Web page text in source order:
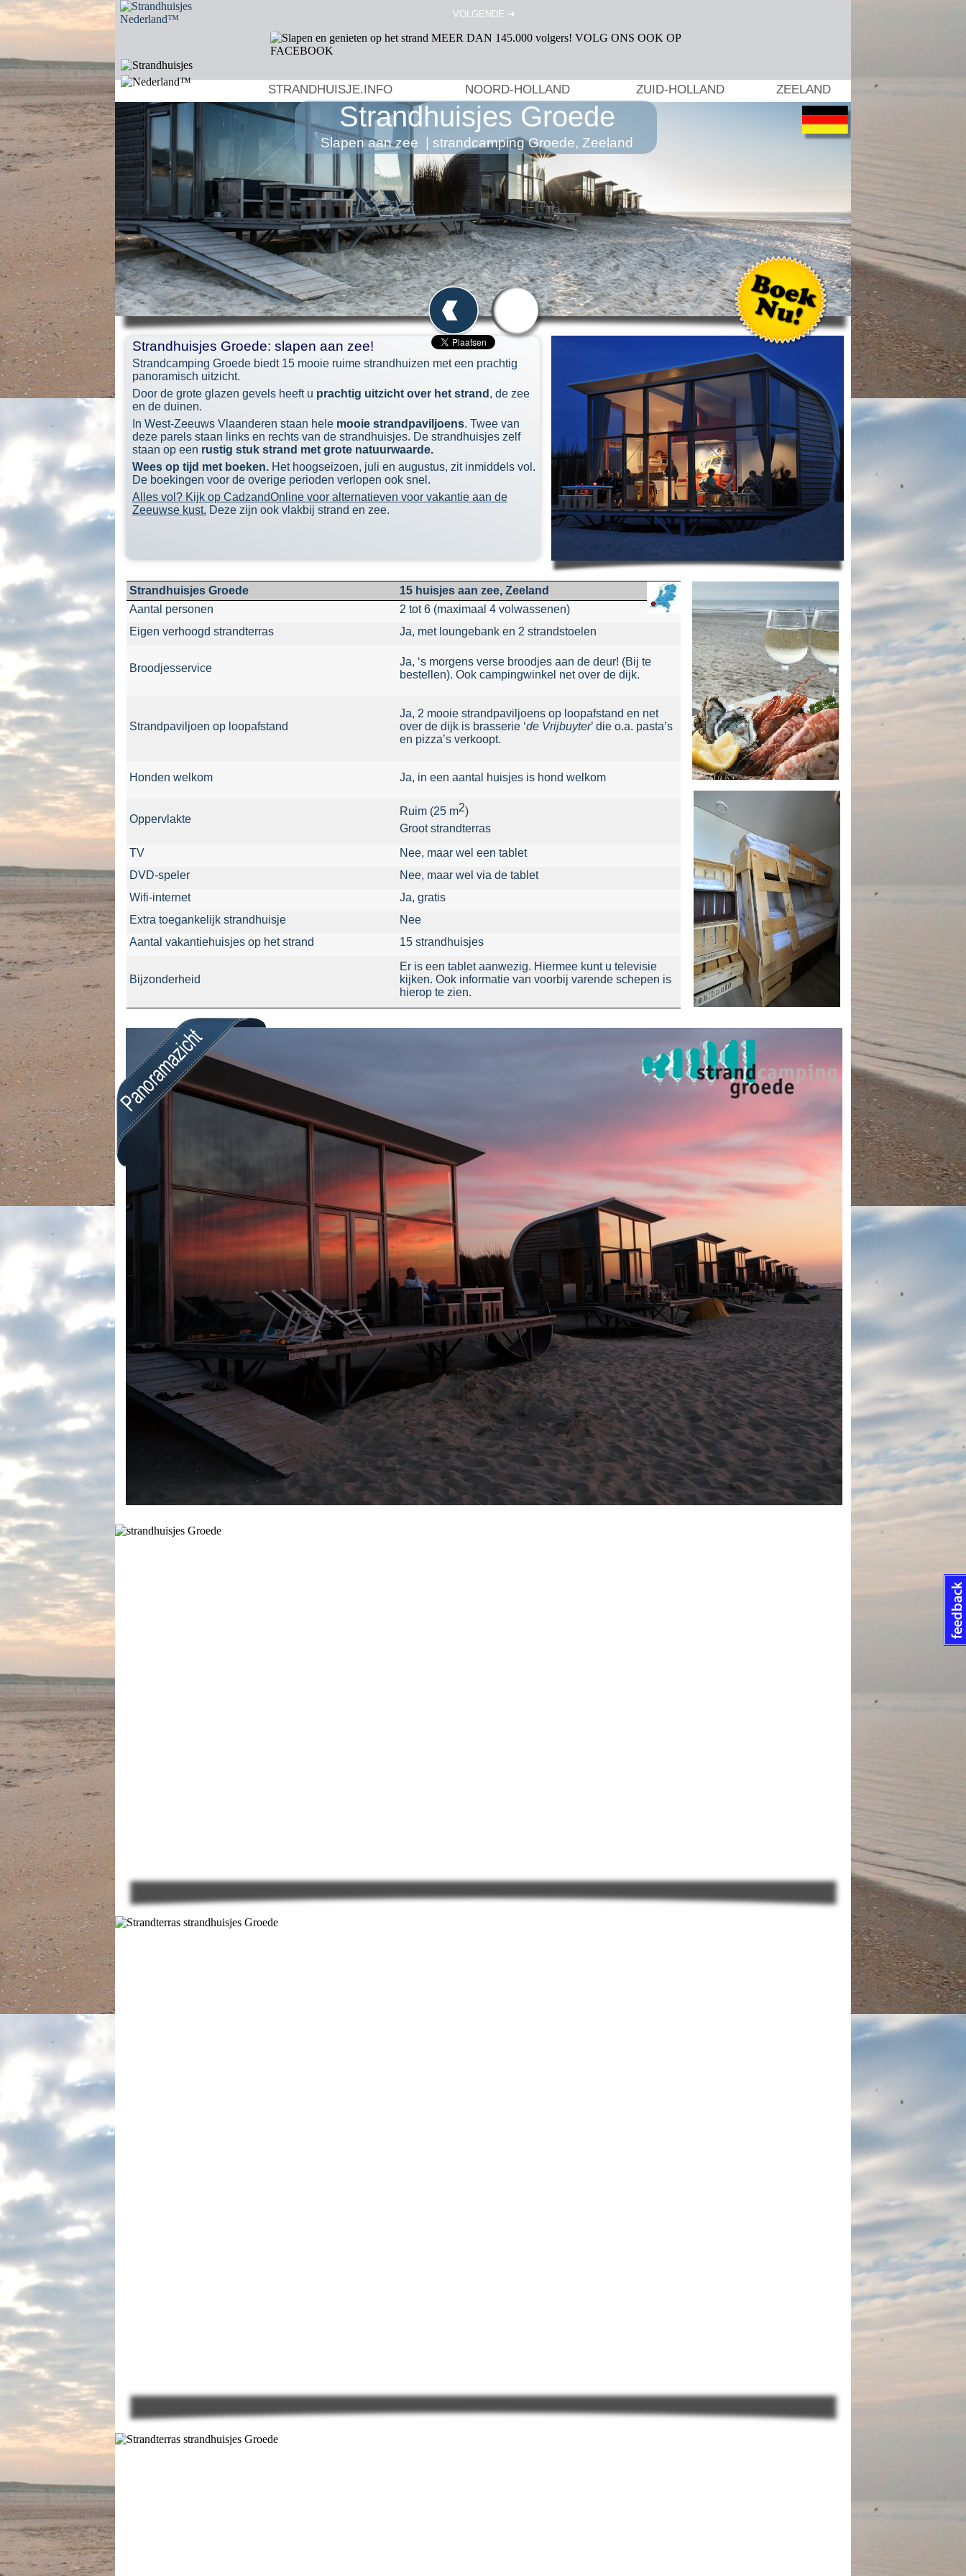
Strandcamping Groede biedt 15 mooie ruime strandhuizen met een prachtig
panoramisch uitzicht.
Door de grote glazen gevels heeft u prachtig uitzicht over het strand , de zee
en de duinen.
In West-Zeeuws Vlaanderen staan hele mooie strandpaviljoens. Twee van
deze parels staan links en rechts van de strandhuisjes. De strandhuisjes zelf
staan op een rustig stuk strand met grote natuurwaarde.
Wees op tijd met boeken. Het hoogseizoen, juli en augustus, zit inmiddels vol.
De boekingen voor de overige perioden verlopen ook snel.
Alles vol? Kijk op CadzandOnline voor alternatieven voor vakantie aan de
Zeeuwse kust. Deze zijn ook vlakbij strand en zee.
Strandhuisjes Groede: slapen aan zee!
Strandhuisjes Groede
15 huisjes aan zee, Zeeland
Aantal personen
2 tot 6 (maximaal 4 volwassenen)
Eigen verhoogd strandterras
Ja, met loungebank en 2 strandstoelen
Broodjesservice
Ja, ‘s morgens verse broodjes aan de deur! (Bij te
bestellen). Ook campingwinkel net over de dijk.
Strandpaviljoen op loopafstand
Ja, 2 mooie strandpaviljoens op loopafstand en net
over de dijk is brasserie ‘de Vrijbuyter’ die o.a. pasta’s
en pizza’s verkoopt.
Honden welkom Ja, in een aantal huisjes is hond welkom
Oppervlakte
Ruim (25 m2)
Groot strandterras
TV
Nee, maar wel een tablet
DVD-speler
Nee, maar wel via de tablet
Wifi-internet
Ja, gratis
Extra toegankelijk strandhuisje
Nee
Aantal vakantiehuisjes op het strand
15 strandhuisjes
Bijzonderheid
Er is een tablet aanwezig. Hiermee kunt u televisie
kijken. Ook informatie van voorbij varende schepen is
hierop te zien.
Strandhuisjes Groede
Slapen aan zee | strandcamping Groede, Zeeland
STRANDHUISJE.INFO NOORD-HOLLAND ZUID-HOLLAND ZEELAND
VOLGENDE ➜